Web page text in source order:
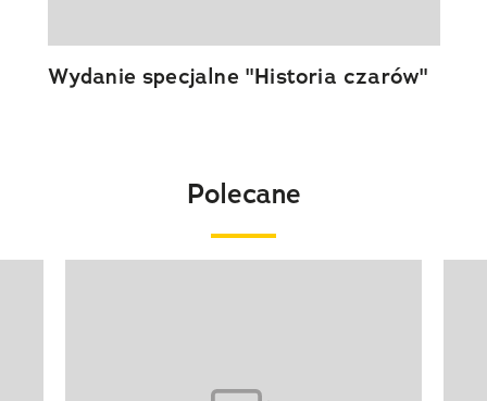
Wydanie specjalne "Historia czarów"
Polecane